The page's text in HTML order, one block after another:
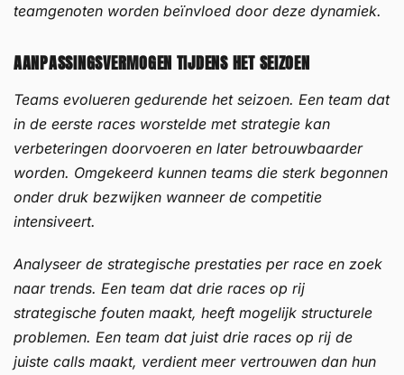
teamgenoten worden beïnvloed door deze dynamiek.
AANPASSINGSVERMOGEN TIJDENS HET SEIZOEN
Teams evolueren gedurende het seizoen. Een team dat
in de eerste races worstelde met strategie kan
verbeteringen doorvoeren en later betrouwbaarder
worden. Omgekeerd kunnen teams die sterk begonnen
onder druk bezwijken wanneer de competitie
intensiveert.
Analyseer de strategische prestaties per race en zoek
naar trends. Een team dat drie races op rij
strategische fouten maakt, heeft mogelijk structurele
problemen. Een team dat juist drie races op rij de
juiste calls maakt, verdient meer vertrouwen dan hun